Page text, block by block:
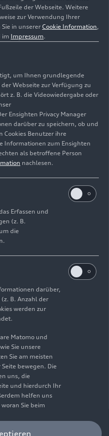
von bis zu 350 kW für
AUDI AG
honorarfrei
Hinweisgebersystem
Kontakt
Stromverbrauch, CO₂-
wurden nach dem
„Worldwide
(WLTP) gemäß
Zusatzausstattungen und
usw.) können relevante
Witterungs- und
individuellen Fahrverhalten den
der Webseite. Weitere
zur Verwendung Ihrer
in unserer Cookie Information,
im Impressum.
um Ihnen grundlegende
Webseite zur Verfügung zu
z. B. die Videowiedergabe oder
Ensighten Privacy Manager
darüber zu speichern, ob und
Cookies Benutzer ihre
Informationen zum Ensighten
als betroffene Person
nachlesen.
Erfassen und
(z. B.
die
darüber,
B. Anzahl der
werden zur
Matomo und
Sie unsere
Sie am meisten
bewegen. Die
uns, die
und hierdurch Ihr
helfen uns
Sie beim
beachten Sie,
der Platzierung von